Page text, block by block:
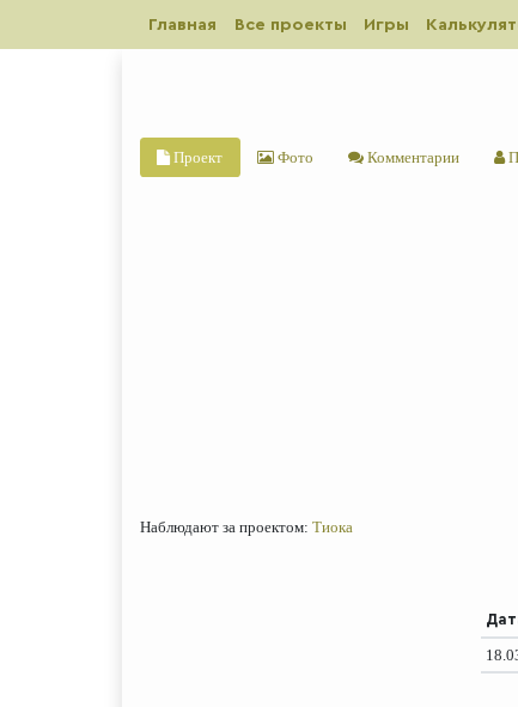
Главная Все проекты Игры
Проект Фото Комментарии
Наблюдают за проектом: Тиока